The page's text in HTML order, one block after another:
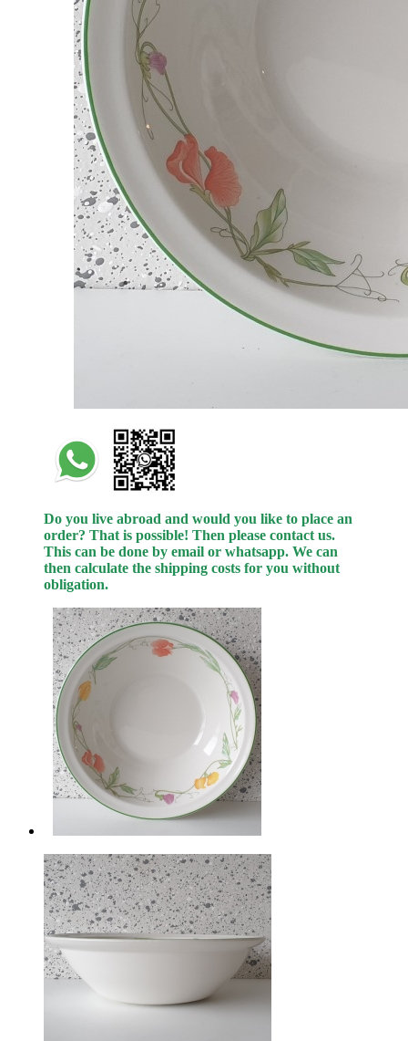
Do you live abroad and would you like to place an
order? That is possible! Then please contact us.
This can be done by email or whatsapp. We can
then calculate the shipping costs for you without
obligation.